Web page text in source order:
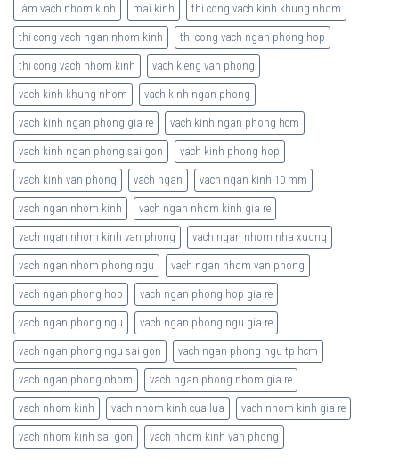
làm vach nhom kinh mai kinh thi cong vach kinh khung nhom
thi cong vach ngan nhom kinh thi cong vach ngan phong hop
thi cong vach nhom kinh vach kieng van phong
vach kinh khung nhom vach kinh ngan phong
vach kinh ngan phong gia re vach kinh ngan phong hcm
vach kinh ngan phong sai gon vach kinh phong hop
vach kinh van phong vach ngan vach ngan kinh 10 mm
vach ngan nhom kinh vach ngan nhom kinh gia re
vach ngan nhom kinh van phong vach ngan nhom nha xuong
vach ngan nhom phong ngu vach ngan nhom van phong
vach ngan phong hop vach ngan phong hop gia re
vach ngan phong ngu vach ngan phong ngu gia re
vach ngan phong ngu sai gon vach ngan phong ngu tp hcm
vach ngan phong nhom vach ngan phong nhom gia re
vach nhom kinh vach nhom kinh cua lua vach nhom kinh gia re
vach nhom kinh sai gon vach nhom kinh van phong